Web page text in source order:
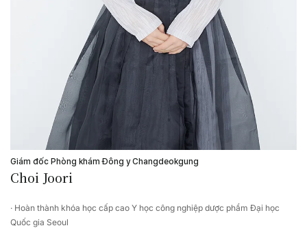
Giám đốc Phòng khám Đông y Changdeokgung
Choi Joori
· Hoàn thành khóa học cấp cao Y học công nghiệp dược phẩm Đại học
Quốc gia Seoul